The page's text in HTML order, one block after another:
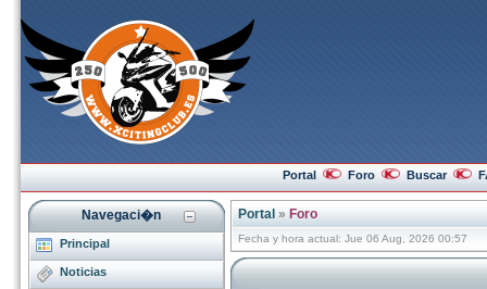
Portal Foro Buscar
Navegaci�n
Principal
Noticias
Portal » Foro
Fecha y hora actual: Jue 06 Aug, 2026 00:57